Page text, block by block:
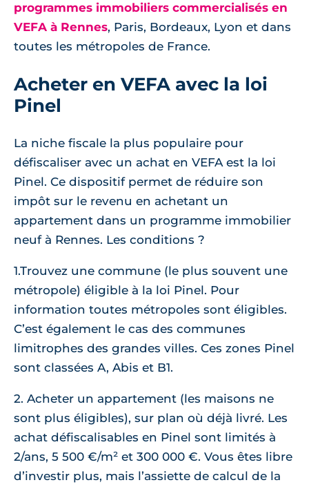
programmes immobiliers commercialisés en
VEFA à Rennes, Paris, Bordeaux, Lyon et dans
toutes les métropoles de France.
Acheter en VEFA avec la loi
Pinel
La niche fiscale la plus populaire pour
défiscaliser avec un achat en VEFA est la loi
Pinel. Ce dispositif permet de réduire son
impôt sur le revenu en achetant un
appartement dans un programme immobilier
neuf à Rennes. Les conditions ?
1.Trouvez une commune (le plus souvent une
métropole) éligible à la loi Pinel. Pour
information toutes métropoles sont éligibles.
C’est également le cas des communes
limitrophes des grandes villes. Ces zones Pinel
sont classées A, Abis et B1.
2. Acheter un appartement (les maisons ne
sont plus éligibles), sur plan où déjà livré. Les
achat défiscalisables en Pinel sont limités à
2/ans, 5 500 €/m² et 300 000 €. Vous êtes libre
d’investir plus, mais l’assiette de calcul de la